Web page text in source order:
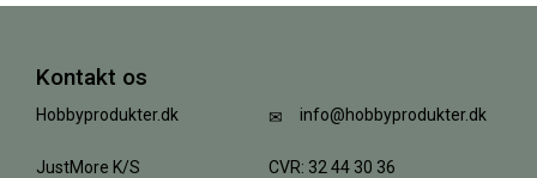
Kontakt os
Hobbyprodukter.dk
JustMore K/S
info@hobbyprodukter.dk
CVR: 32 44 30 36